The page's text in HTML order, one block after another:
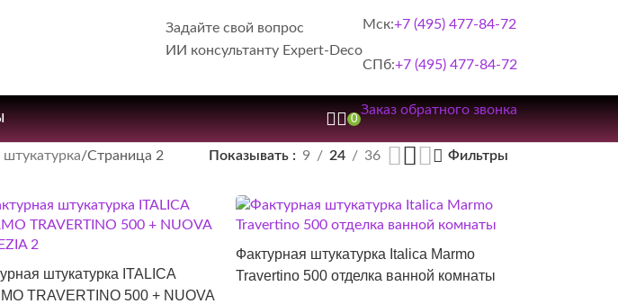
Задайте свой вопрос
ИИ консультанту Expert-Deco
Мск:+7 (495) 477-84-72
СПб:+7 (495) 477-84-72
0
Заказ обратного звонка
Страница 2 Показывать 9 24 36 Фильтры
штукатурка ITALICA
TRAVERTINO 500 + NUOVA
Фактурная штукатурка Italica Marmo
Travertino 500 отделка ванной комнаты